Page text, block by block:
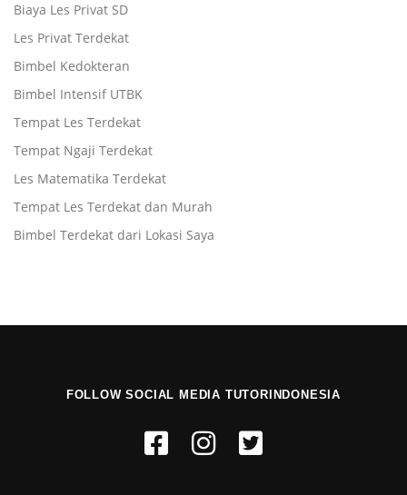
Biaya Les Privat SD
Les Privat Terdekat
Bimbel Kedokteran
Bimbel Intensif UTBK
Tempat Les Terdekat
Tempat Ngaji Terdekat
Les Matematika Terdekat
Tempat Les Terdekat dan Murah
Bimbel Terdekat dari Lokasi Saya
FOLLOW SOCIAL MEDIA TUTORINDONESIA